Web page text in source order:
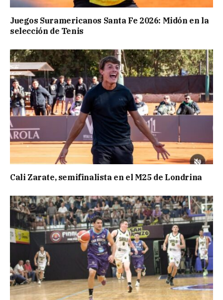
Juegos Suramericanos Santa Fe 2026: Midón en la
selección de Tenis
Cali Zarate, semifinalista en el M25 de Londrina